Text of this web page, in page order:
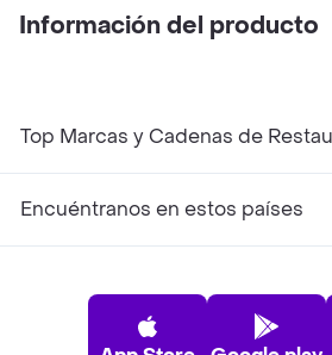
Información del producto
Top Marcas y Cadenas de
Encuéntranos en estos países